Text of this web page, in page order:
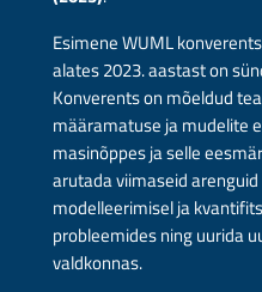
Esimene WUML
alates 2023. aastast on
Konverents on mõeldud
määramatuse ja mudelite
masinõppes ja selle
arutada viimaseid
modelleerimisel ja
probleemides ning uurida
valdkonnas.